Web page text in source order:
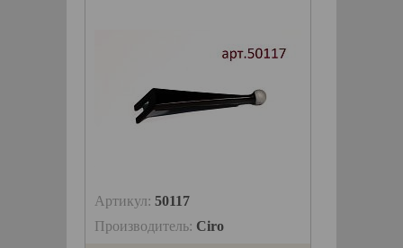
Артикул: 50117
Производитель: Ciro